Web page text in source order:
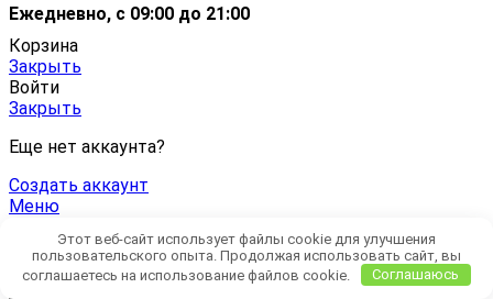
Ежедневно, с 09:00 до 21:00
Корзина
Закрыть
Войти
Закрыть
Еще нет аккаунта?
Создать аккаунт
Меню
Магазин
элементов Корзина
Этот веб-сайт использует файлы cookie для улучшения
пользовательского опыта. Продолжая использовать сайт, вы
соглашаетесь на использование файлов cookie.
Соглашаюсь